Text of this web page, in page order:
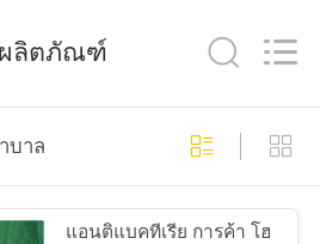
แบบยืดหยุ่น
ผลิตภัณฑ์
บาล
แอนติแบคทีเรีย การค้า โฮ